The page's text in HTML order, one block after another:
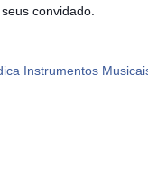
seus convidado.
Instrumentos